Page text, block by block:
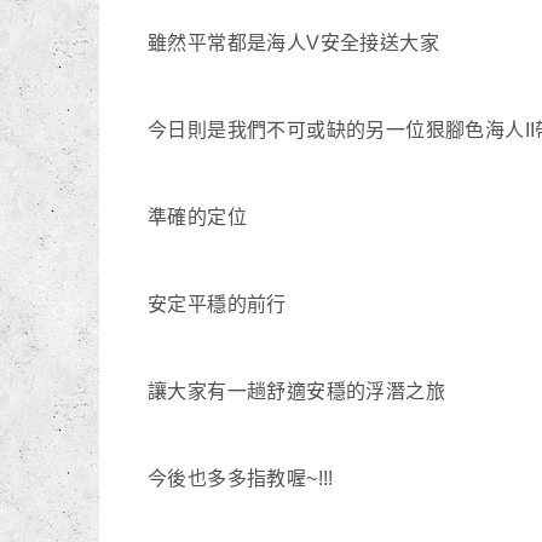
雖然平常都是海人V安全接送大家
今日則是我們不可或缺的另一位狠腳色海人II
準確的定位
安定平穩的前行
讓大家有一趟舒適安穩的浮潛之旅
今後也多多指教喔~!!!